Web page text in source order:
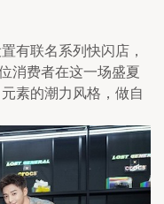
有联名系列快闪店，
消费者在这一场盛夏
素的潮力风格，做自